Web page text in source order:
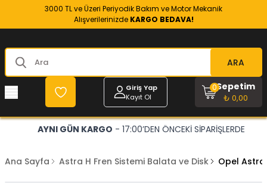
3000 TL ve Üzeri Periyodik Bakım ve Motor Mekanik
Alışverilerinizde KARGO BEDAVA!
ARA
Giriş Yap
Kayıt Ol
Sepetim
₺ 0,00
0
AYNI GÜN KARGO - 17:00’DEN ÖNCEKİ SİPARİŞLERDE
Ana Sayfa Astra H Fren Sistemi Balata ve Disk Opel Astra